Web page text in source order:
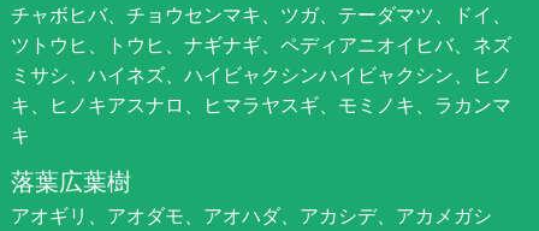
チャボヒバ、チョウセンマキ、ツガ、テーダマツ、ドイ、
ツトウヒ、トウヒ、ナギナギ、ペディアニオイヒバ、ネズ
ミサシ、ハイネズ、ハイビャクシンハイビャクシン、ヒノ
キ、ヒノキアスナロ、ヒマラヤスギ、モミノキ、ラカンマ
キ
落葉広葉樹
アオギリ、アオダモ、アオハダ、アカシデ、アカメガシ